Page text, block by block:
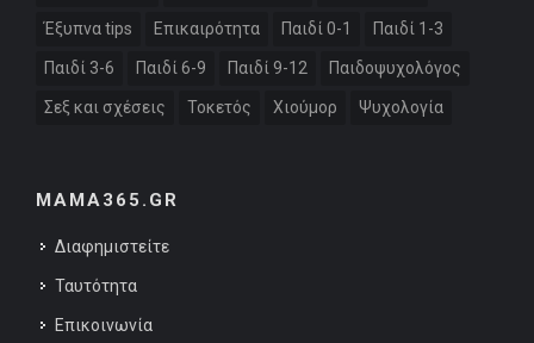
Έξυπνα tips Επικαιρότητα Παιδί 0-1 Παιδί 1-3
Παιδί 3-6 Παιδί 6-9 Παιδί 9-12 Παιδοψυχολόγος
Σεξ και σχέσεις Τοκετός Χιούμορ Ψυχολογία
MAMA365.GR
Διαφημιστείτε
Ταυτότητα
Επικοινωνία